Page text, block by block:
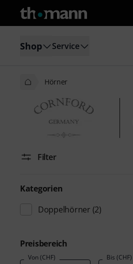
Shop Service
Hörner
Filter
Kategorien
Doppelhörner (2)
Preisbereich
Von (CHF) Bis (CHF)